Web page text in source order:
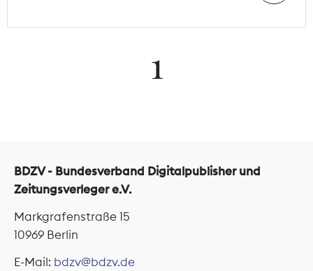
1
BDZV - Bundesverband Digitalpublisher und
Zeitungsverleger e.V.
Markgrafenstraße 15
10969 Berlin
E-Mail: bdzv@bdzv.de